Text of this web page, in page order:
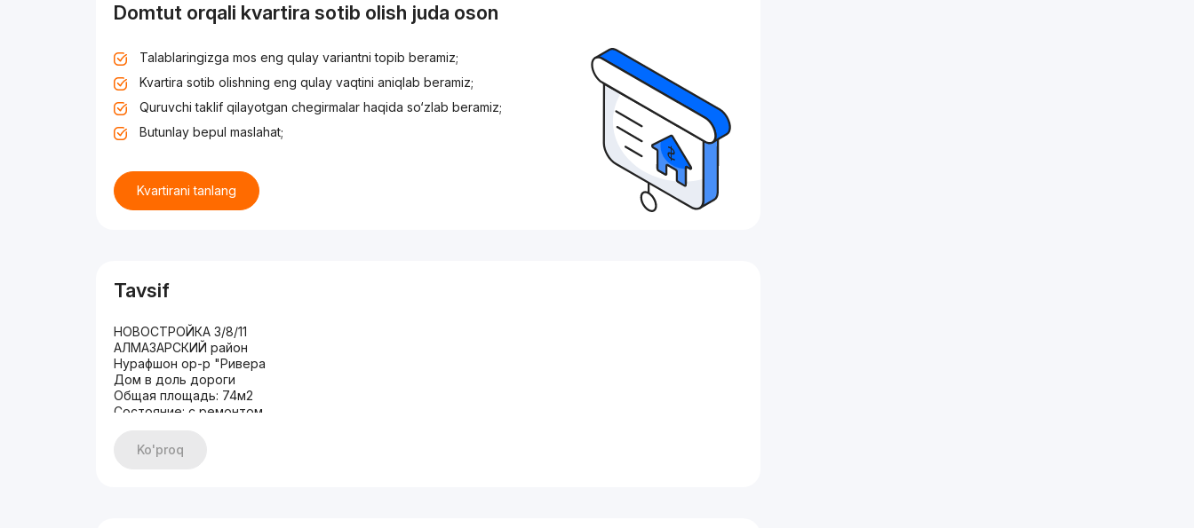
Domtut orqali kvartira sotib olish juda oson
Talablaringizga mos eng qulay variantni topib beramiz;
Kvartira sotib olishning eng qulay vaqtini aniqlab beramiz;
Quruvchi taklif qilayotgan chegirmalar haqida so‘zlab beramiz;
Butunlay bepul maslahat;
Kvartirani tanlang
Tavsif
НОВОСТРОЙКА 3/8/11
АЛМАЗАРСКИЙ район
Нурафшон ор-р "Ривера
Дом в доль дороги
Общая площадь: 74м2
Состояние: с ремонтом
Ko'proq